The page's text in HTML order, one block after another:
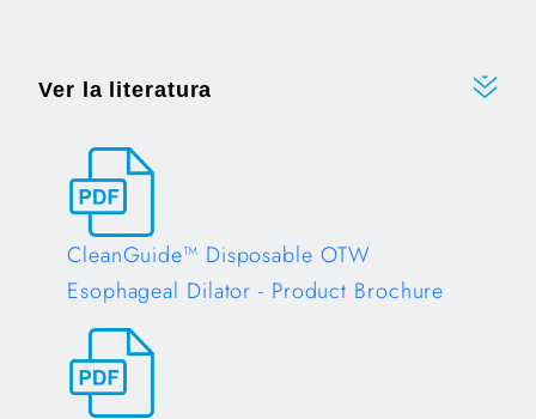
Ver la literatura
CleanGuide™ Disposable OTW
Esophageal Dilator - Product Brochure
Opens in a new tab